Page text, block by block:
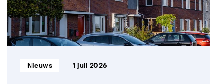
Informatietype:
Nieuws 1 juli 2026